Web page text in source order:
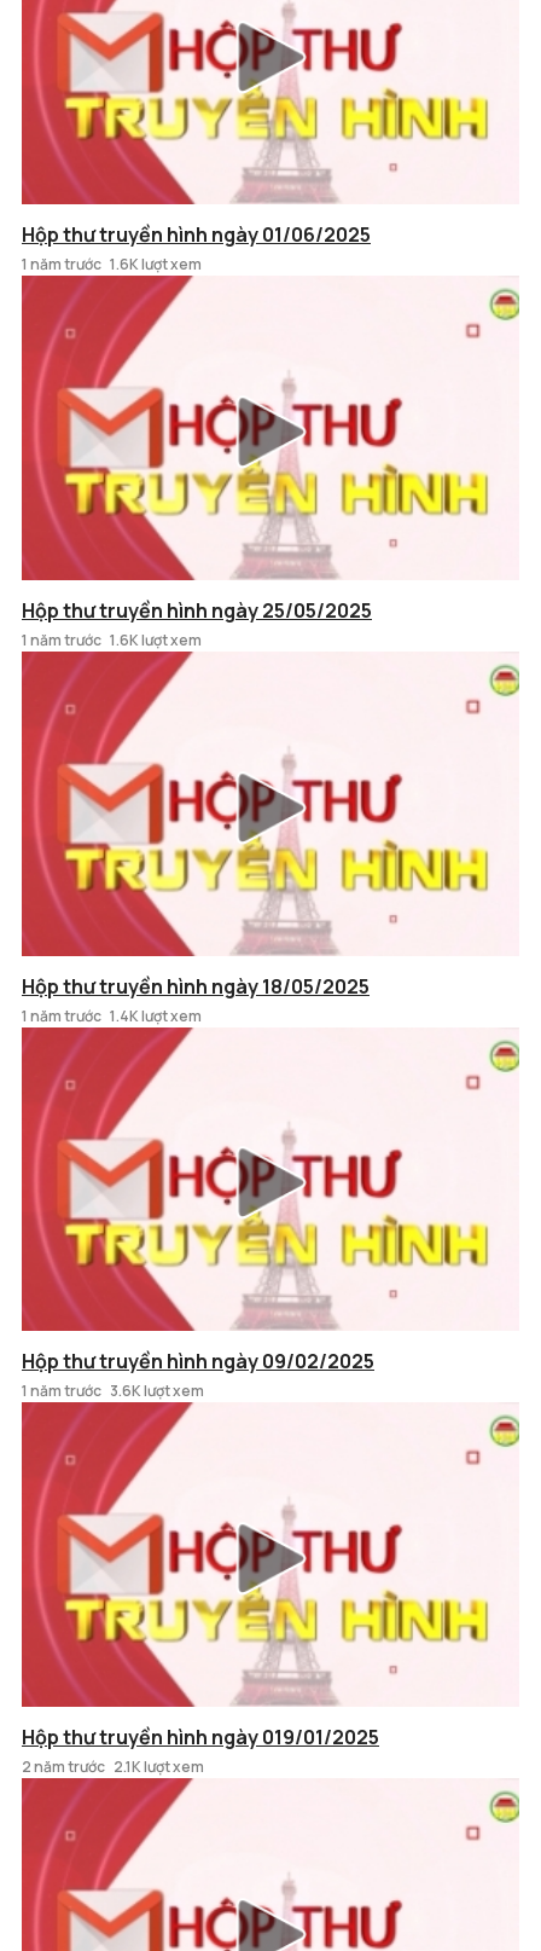
Hộp thư truyền hình ngày 01/06/2025
1 năm trước 1.6K lượt xem
Hộp thư truyền hình ngày 25/05/2025
1 năm trước 1.6K lượt xem
Hộp thư truyền hình ngày 18/05/2025
1 năm trước 1.4K lượt xem
Hộp thư truyền hình ngày 09/02/2025
1 năm trước 3.6K lượt xem
Hộp thư truyền hình ngày 019/01/2025
2 năm trước 2.1K lượt xem